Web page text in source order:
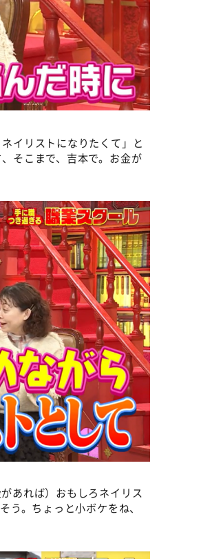
イリストになりたくて」と
そこまで、吉本で。お金が
あれば）おもしろネイリス
う。ちょっと小ボケをね、